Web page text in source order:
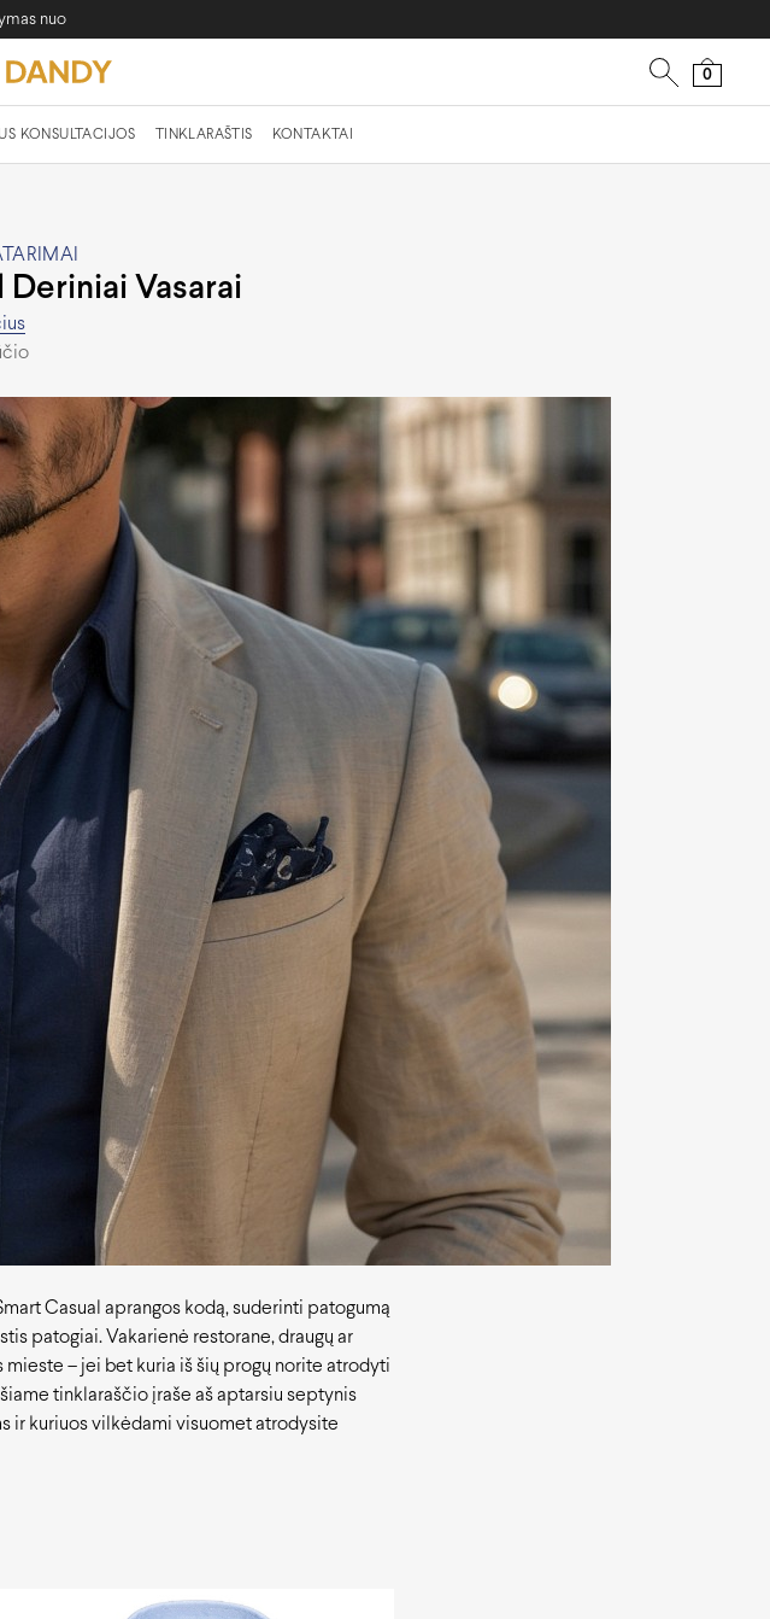
nuo
0
KONSULTACIJOS TINKLARAŠTIS KONTAKTAI
Deriniai Vasarai
Casual aprangos kodą, suderinti patogumą
patogiai. Vakarienė restorane, draugų ar
– jei bet kuria iš šių progų norite atrodyti
tinklaraščio įraše aš aptarsiu septynis
ir kuriuos vilkėdami visuomet atrodysite